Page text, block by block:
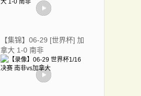
【集锦】06-29 [世界杯] 加
拿大 1-0 南非